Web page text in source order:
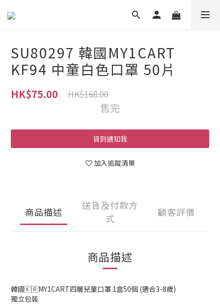
SU80297 韓國MY1CART
KF94 中童白色口罩 50片
HK$75.00 HK$168.00
售完
貨到通知我
加入追蹤清單
商品描述
送貨及付款方
式
顧客評價
商品描述
韓國🇰🇷MY1CART四層兒童口罩 1盒50個 (適合3-8歲)
獨立包裝